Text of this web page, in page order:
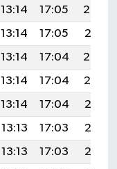
13:14 17:05
20:22
13:14 17:05
20:21
13:14 17:04
20:20
13:14 17:04
20:19
13:14 17:04
20:18
13:13 17:03
20:17
13:13 17:03
20:16